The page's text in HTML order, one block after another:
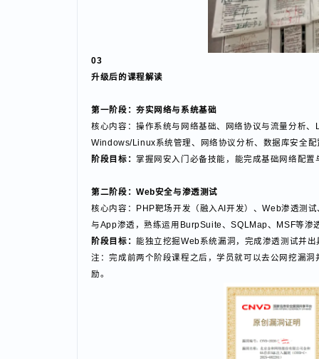
03
升级后的课程解读
第一阶段：夯实网络与系统基础
核心内容：操作系统与网络基础、网络协议与流量分
Windows/Linux系统管理、网络协议分析、数据库安
阶段目标：掌握网安入门必备技能，能完成基础网络
核心内容：PHP靶场开发（融入AI开发）、Web渗
与App渗透，熟练运用BurpSuite、SQLMap、MSF等
能独立挖掘Web系统漏洞，完成渗透测试
注：完成前两个阶段课程之后，学员就可以去公网